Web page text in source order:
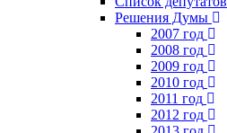
Решения Думы
2007 год
2008 год
2009 год
2010 год
2011 год
2012 год